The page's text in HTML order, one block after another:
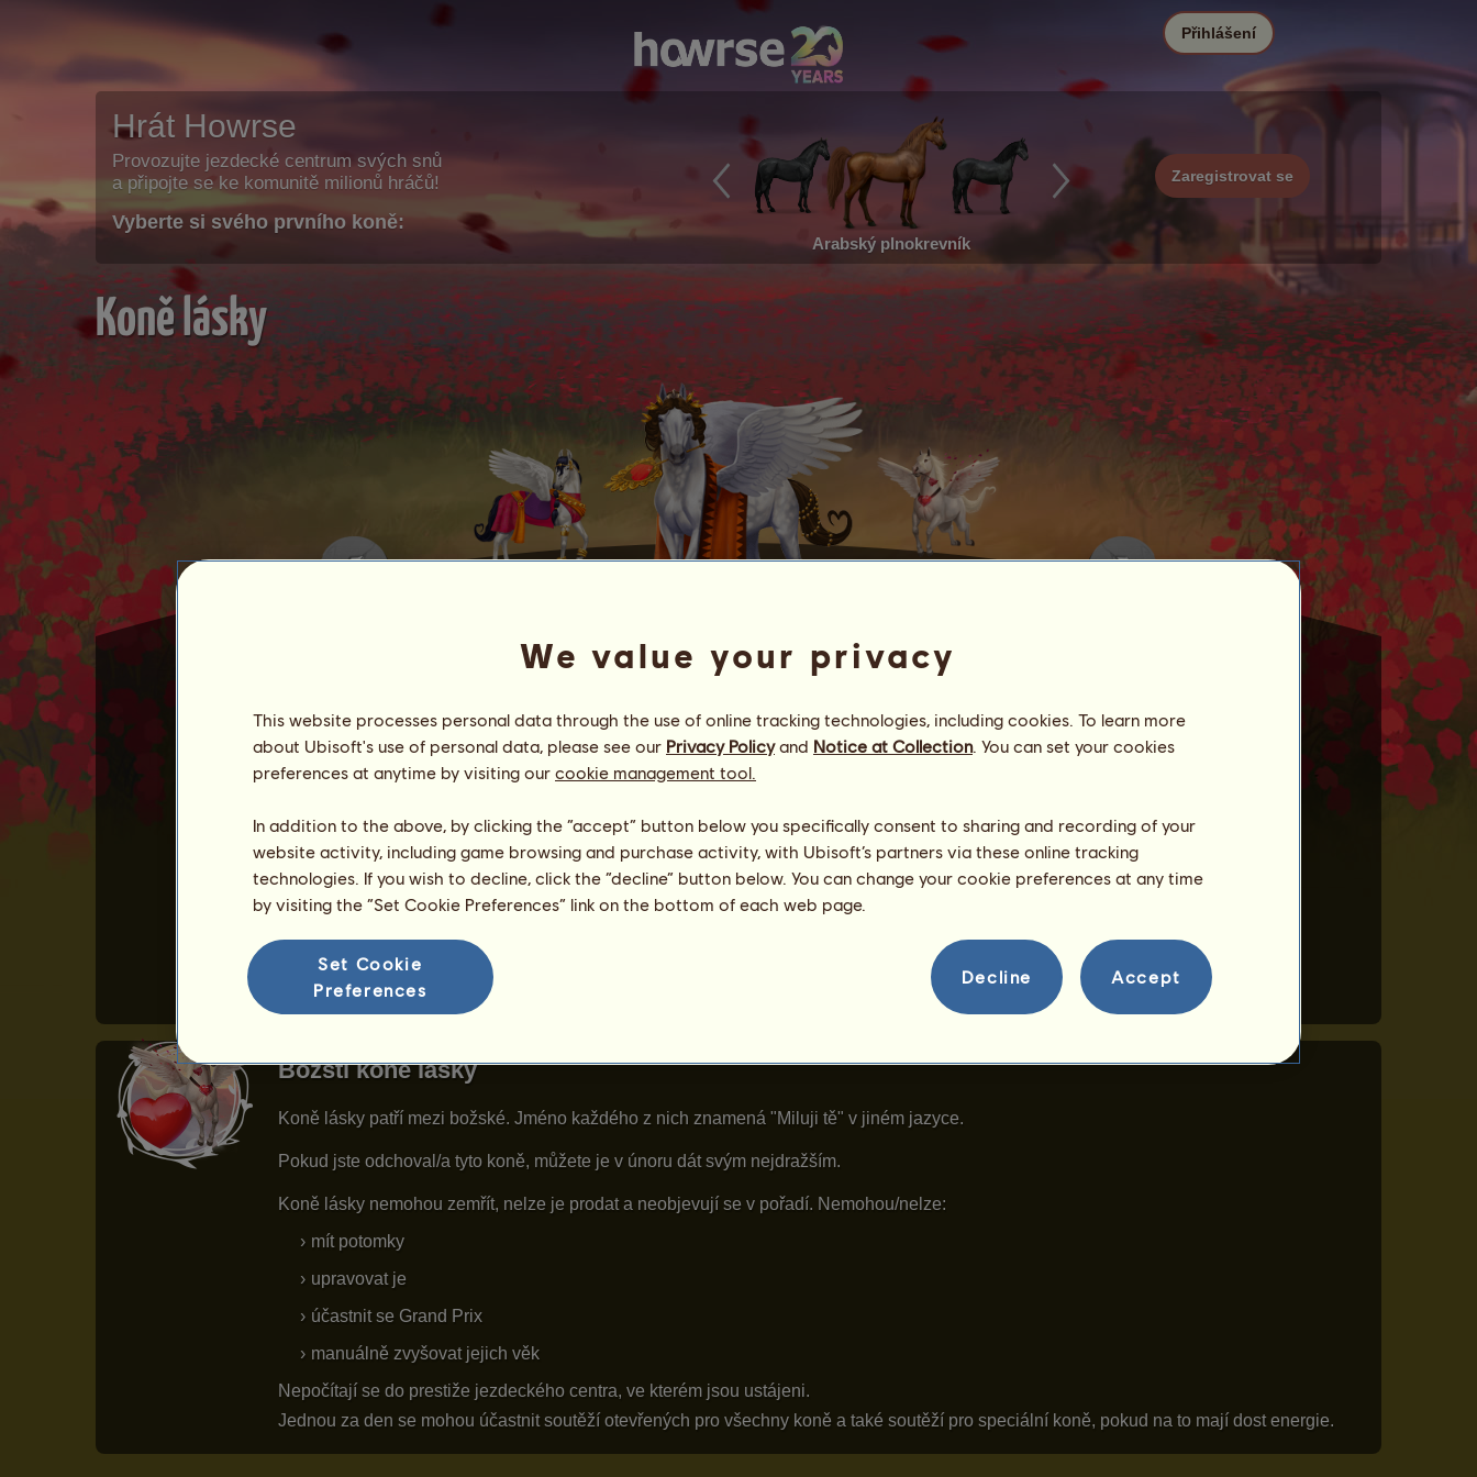
Hrát Howrse
Provozujte jezdecké centrum svých snů
a připojte se ke komunitě milionů hráčů!
Vyberte si svého prvního koně:
Arabský plnokrevník
Zaregistrovat se
Přihlášení
Koně lásky
Σ'αγαπώje božský kůň, který je patronem lásky.
V měsíci únoru můžete dátΣ'αγαπώ jednomu z vašich přátel, pokud jste ho odchovali.
Koně Σ'αγαπώ není možné prodat.
Její dovednosti můžete zlepšovat
Božští koně lásky
Koně lásky patří mezi božské. Jméno každého z nich znamená "Miluji tě" v jiném jazyce.
Pokud jste odchoval/a tyto koně, můžete je v únoru dát svým nejdražším.
Koně lásky nemohou zemřít, nelze je prodat a neobjevují se v pořadí. Nemohou/nelze:
mít potomky
upravovat je
účastnit se Grand Prix
manuálně zvyšovat jejich věk
Nepočítají se do prestiže jezdeckého centra, ve kterém jsou ustájeni.
Jednou za den se mohou účastnit soutěží otevřených pro všechny koně a také soutěží pro speciální koně, pokud na to mají dost energie.
We value your privacy
This website processes personal data through the use of online tracking technologies, including cookies. To learn more
about Ubisoft's use of personal data, please see our Privacy Policyand Notice at Collection. You can set your cookies
preferences at anytime by visiting our cookie management tool.
In addition to the above, by clicking the “accept” button below you specifically consent to sharing and recording of your
website activity, including game browsing and purchase activity, with Ubisoft’s partners via these online tracking
technologies. If you wish to decline, click the “decline” button below. You can change your cookie preferences at any time
by visiting the “Set Cookie Preferences” link on the bottom of each web page.
Set Cookie
Preferences
Decline Accept